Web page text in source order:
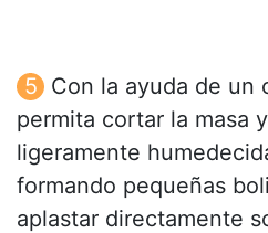
Con la ayuda de un
permita cortar la masa
ligeramente
formando pequeñas
aplastar directamente